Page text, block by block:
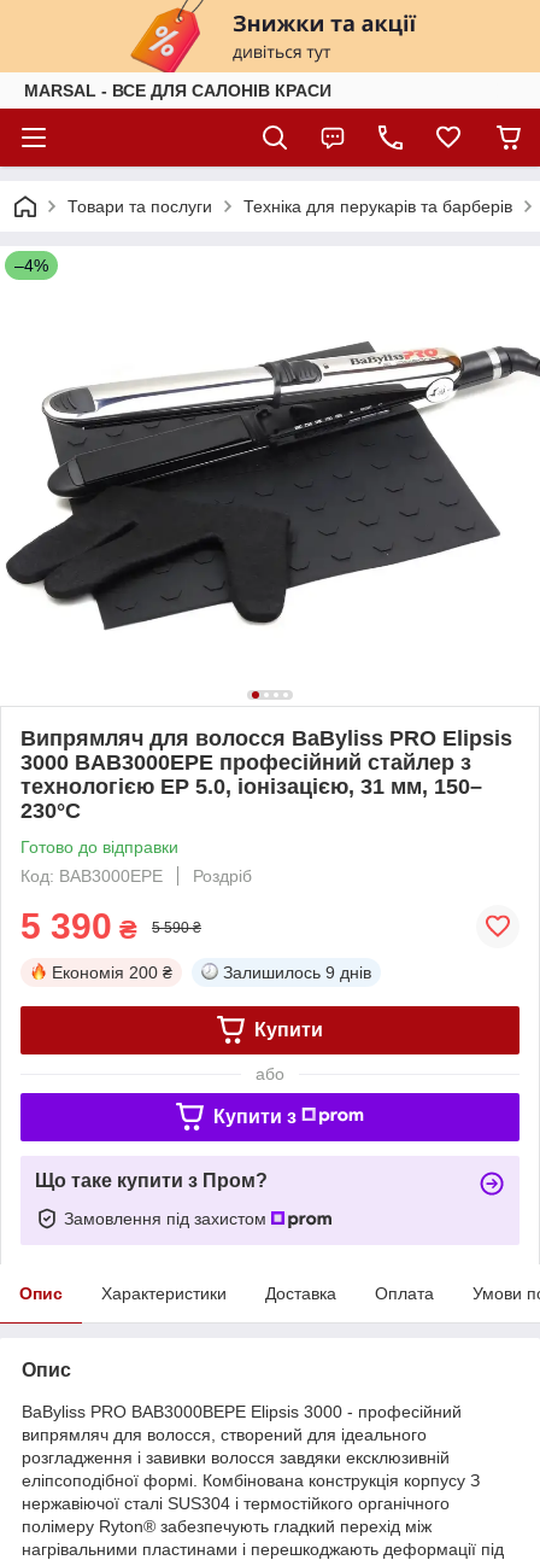
MARSAL - ВСЕ ДЛЯ САЛОНІВ КРАСИ
Товари та послуги Техніка для перукарів та барберів
–4%
Випрямляч для волосся BaByliss PRO Elipsis
3000 BAB3000EPE професійний стайлер з
технологією EP 5.0, іонізацією, 31 мм, 150–
230°C
Готово до відправки
Код: BAB3000EPE
Роздріб
5 390 ₴ 5 590 ₴
Економія 200 ₴ Залишилось 9 днів
Купити
або
Купити з
Що таке купити з Пром?
Замовлення під захистом
Опис Характеристики Доставка Оплата Умови
Опис
BaByliss PRO BAB3000BEPE Elipsis 3000 - професійний
випрямляч для волосся, створений для ідеального
розгладження і завивки волосся завдяки ексклюзивній
еліпсоподібної формі. Комбінована конструкція корпусу З
нержавіючої сталі SUS304 і термостійкого органічного
полімеру Ryton® забезпечують гладкий перехід між
нагрівальними пластинами і перешкоджають деформації під